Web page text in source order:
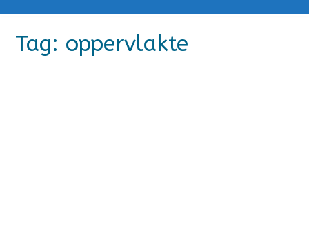
Tag: oppervlakte